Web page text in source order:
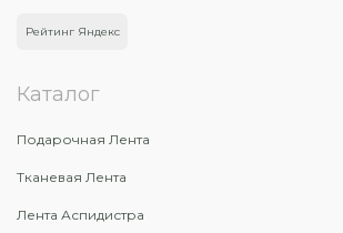
Рейтинг Яндекс
Каталог
Подарочная Лента
Тканевая Лента
Лента Аспидистра